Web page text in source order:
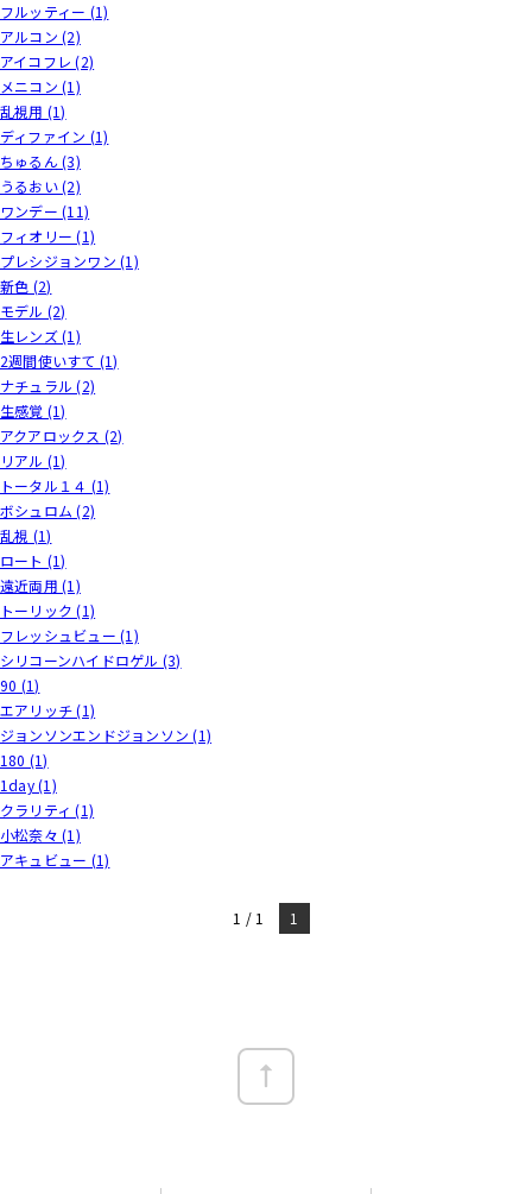
フルッティー (1)
アルコン (2)
アイコフレ (2)
メニコン (1)
乱視用 (1)
ディファイン (1)
ちゅるん (3)
うるおい (2)
ワンデー (11)
フィオリー (1)
プレシジョンワン (1)
新色 (2)
モデル (2)
生レンズ (1)
2週間使いすて (1)
ナチュラル (2)
生感覚 (1)
アクアロックス (2)
リアル (1)
トータル１４ (1)
ボシュロム (2)
乱視 (1)
ロート (1)
遠近両用 (1)
トーリック (1)
フレッシュビュー (1)
シリコーンハイドロゲル (3)
90 (1)
エアリッチ (1)
ジョンソンエンドジョンソン (1)
180 (1)
1day (1)
クラリティ (1)
小松奈々 (1)
アキュビュー (1)
1 / 1 1